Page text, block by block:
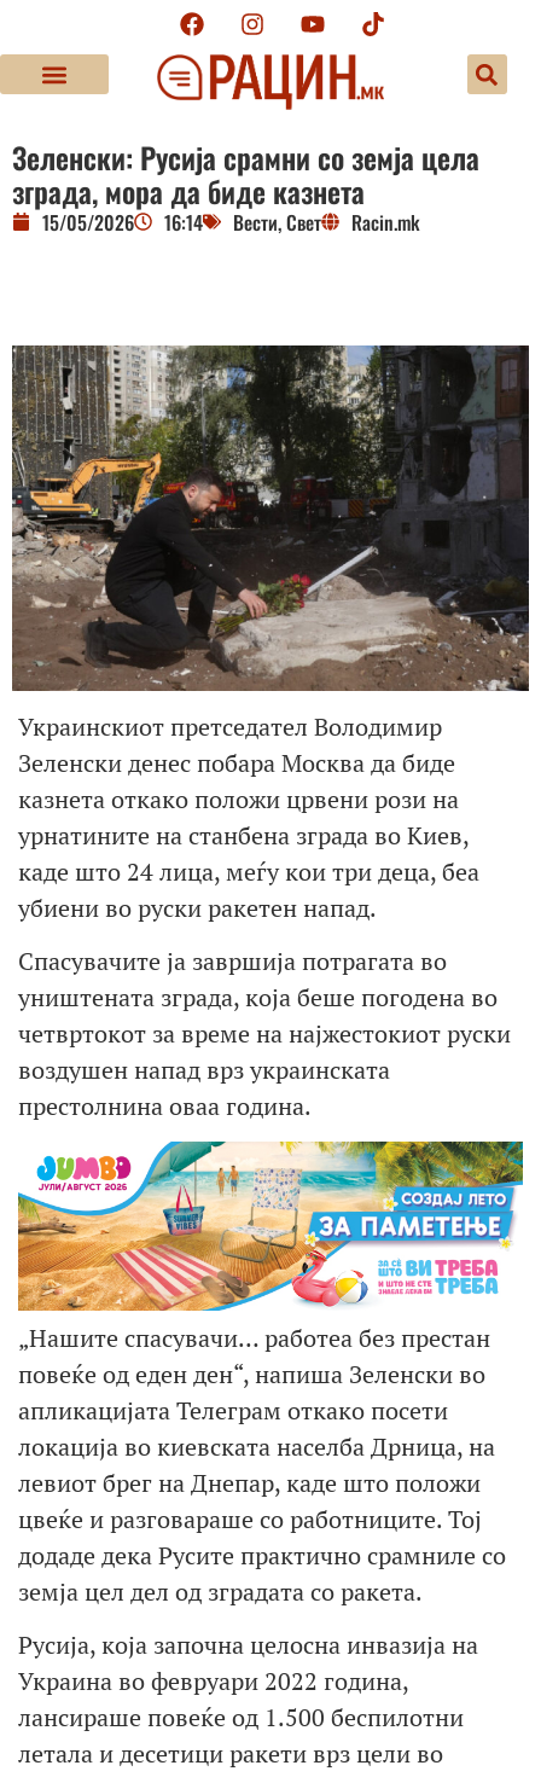
Зеленски: Русија срамни со земја цела
зграда, мора да биде казнета
15/05/2026 16:14 Вести,Свет Racin.mk
Украинскиот претседател Володимир
Зеленски денес побара Москва да биде
казнета откако положи црвени рози на
урнатините на станбена зграда во Киев,
каде што 24 лица, меѓу кои три деца, беа
убиени во руски ракетен напад.
Спасувачите ја завршија потрагата во
уништената зграда, која беше погодена во
четвртокот за време на најжестокиот руски
воздушен напад врз украинската
престолнина оваа година.
„Нашите спасувачи… работеа без престан
повеќе од еден ден“, напиша Зеленски во
апликацијата Телеграм откако посети
локација во киевската населба Дрница, на
левиот брег на Днепар, каде што положи
цвеќе и разговараше со работниците. Тој
додаде дека Русите практично срамниле со
земја цел дел од зградата со ракета.
Русија, која започна целосна инвазија на
Украина во февруари 2022 година,
лансираше повеќе од 1.500 беспилотни
летала и десетици ракети врз цели во